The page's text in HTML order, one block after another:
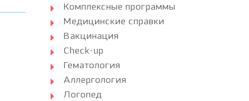
Комплексные программы
Медицинские справки
Вакцинация
Check-up
Гематология
Аллергология
Логопед